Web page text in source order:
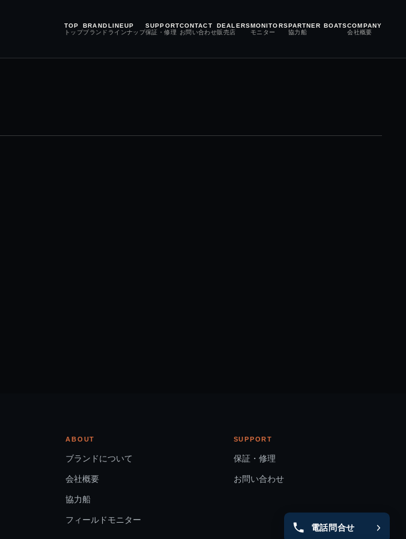
TOP
トップ
BRAND
ブランド
LINEUP
ラインナップ
SUPPORT
保証・修理
CONTACT
お問い合わせ
DEALERS
販売店
MONITORS
モニター
PARTNER BOATS
協力船
COMPANY
会社概要
ABOUT
ブランドについて
会社概要
協力船
フィールドモニター
SUPPORT
保証・修理
お問い合わせ
電話問合せ